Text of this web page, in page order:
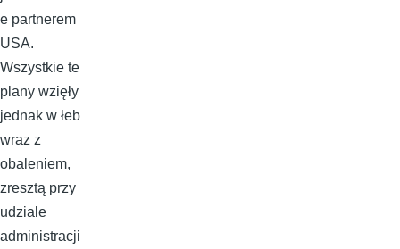
e partnerem
USA.
Wszystkie te
plany wzięły
jednak w łeb
wraz z
obaleniem,
zresztą przy
udziale
administracji